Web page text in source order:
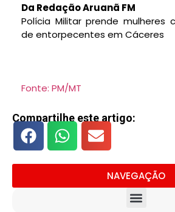
Da Redação Aruanã FM
Polícia Militar prende mulheres
de entorpecentes em Cáceres
Fonte: PM/MT
Compartilhe este artigo:
NAVEGAÇÃO